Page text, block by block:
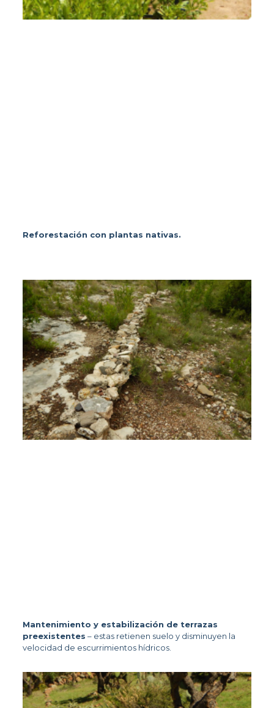
Reforestación con plantas nativas.
Mantenimiento y estabilización de terrazas
preexistentes – estas retienen suelo y disminuyen la
velocidad de escurrimientos hídricos.